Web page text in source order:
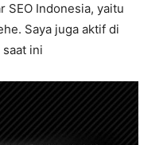
SEO Indonesia, yaitu
Saya juga aktif di
ini